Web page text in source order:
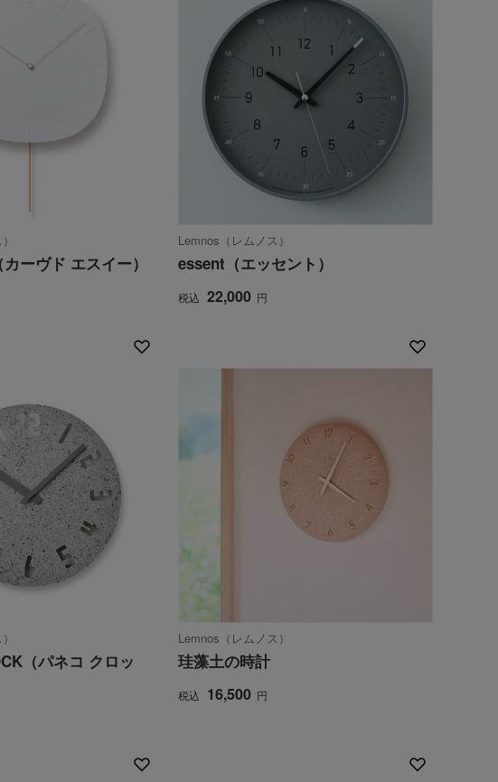
ーヴド エスイー）
Lemnos（レムノス）
essent（エッセント）
税込 22,000 円
（パネコ クロッ
Lemnos（レムノス）
珪藻土の時計
税込 16,500 円